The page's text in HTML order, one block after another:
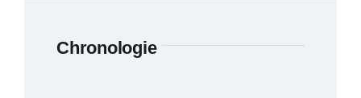
Chronologie